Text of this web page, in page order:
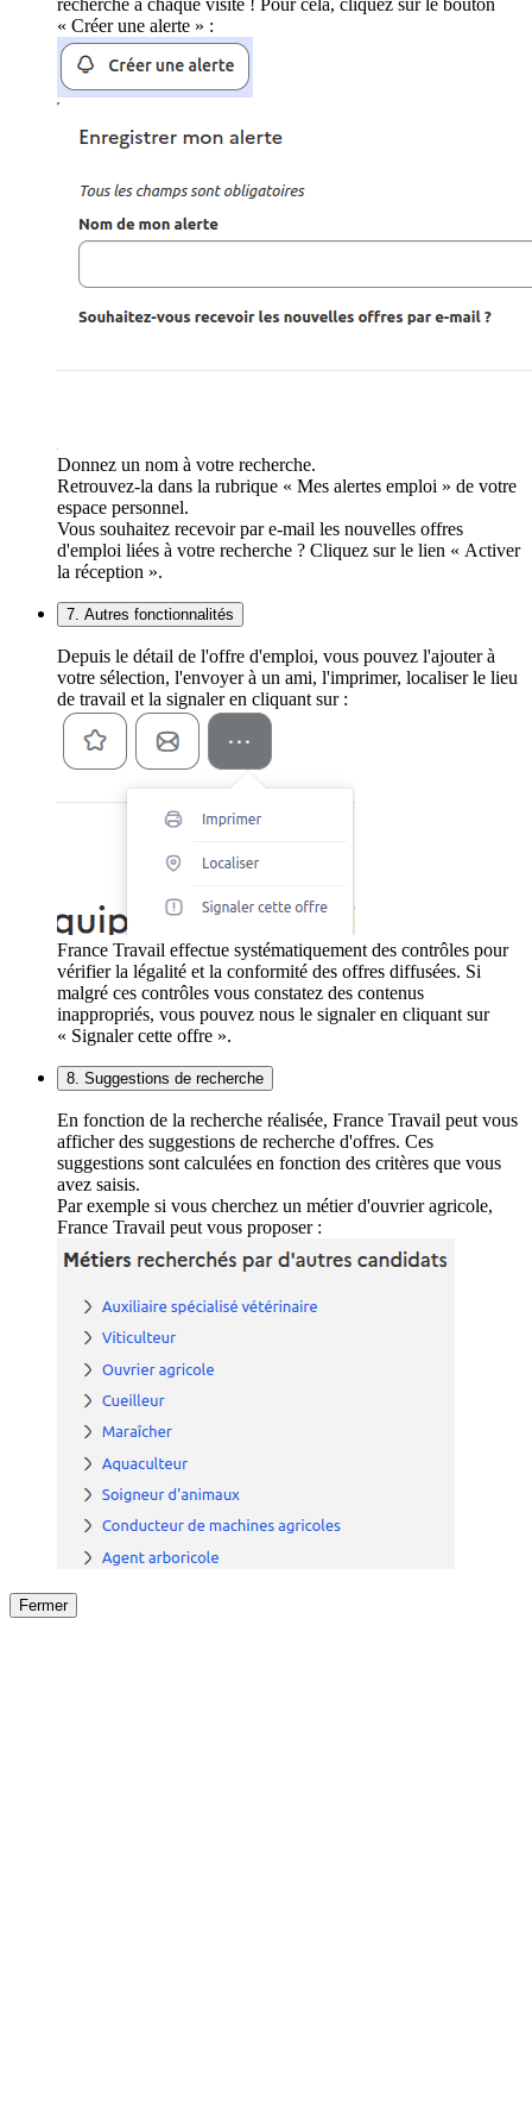
recherche à chaque visite ! Pour cela, cliquez sur le bouton
« Créer une alerte » :
Donnez un nom à votre recherche.
Retrouvez-la dans la rubrique « Mes alertes emploi » de votre
espace personnel.
Vous souhaitez recevoir par e-mail les nouvelles offres
d'emploi liées à votre recherche ? Cliquez sur le lien « Activer
la réception ».
7. Autres fonctionnalités
Depuis le détail de l'offre d'emploi, vous pouvez l'ajouter à
votre sélection, l'envoyer à un ami, l'imprimer, localiser le lieu
de travail et la signaler en cliquant sur :
France Travail effectue systématiquement des contrôles pour
vérifier la légalité et la conformité des offres diffusées. Si
malgré ces contrôles vous constatez des contenus
inappropriés, vous pouvez nous le signaler en cliquant sur
« Signaler cette offre ».
8. Suggestions de recherche
En fonction de la recherche réalisée, France Travail peut vous
afficher des suggestions de recherche d'offres. Ces
suggestions sont calculées en fonction des critères que vous
avez saisis.
Par exemple si vous cherchez un métier d'ouvrier agricole,
France Travail peut vous proposer :
Fermer